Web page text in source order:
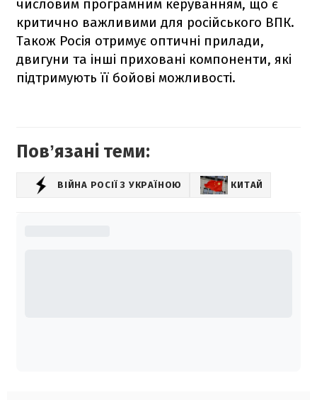
числовим програмним керуванням, що є
критично важливими для російського ВПК.
Також Росія отримує оптичні прилади,
двигуни та інші приховані компоненти, які
підтримують її бойові можливості.
Повʼязані теми:
ВІЙНА РОСІЇ З УКРАЇНОЮ КИТАЙ